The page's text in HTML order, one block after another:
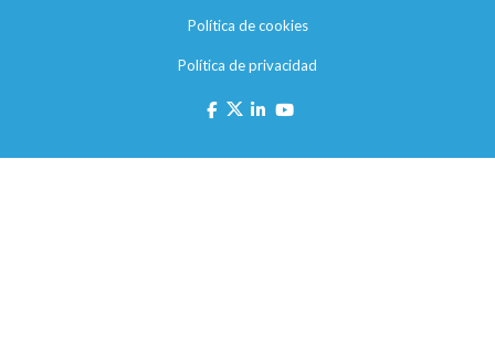
Política de cookies
Política de privacidad